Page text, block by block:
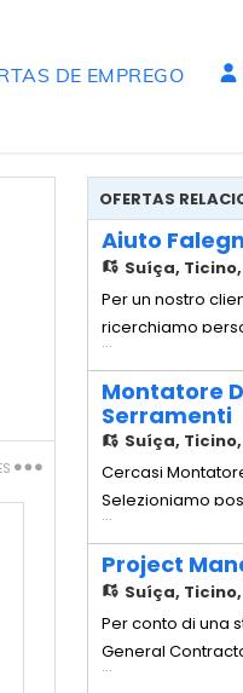
DE EMPREGO
OFERTAS
Aiuto
Suíça,
Per un nostro
ricerchiamo
squadre di
Gamma. - Aiuto
- Assistenza
ai falegnami
lavorazioni in
carichi:
...
Montatore
Serramenti
Suíça,
Cercasi
Selezioniamo
cantieri civili,
arredamento
Mansionario -
opera e
Installazione
...
Project
Suíça,
Per conto di una
General
Luganese,
...